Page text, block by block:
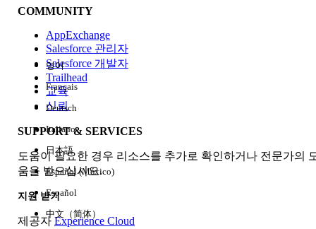
경험
COMMUNITY
AppExchange
Salesforce 관리자
Salesforce 개발자
Trailhead
교육
신뢰
SUPPORT & SERVICES
도움이 필요한 경우 리소스를 추가로 확인하거나 전문가의
움을 받으십시오.
지원 받기
제공자 Experience Cloud
영어
Français
Deutsch
Italiano
日本語
Español (México)
Español
中文（简体）